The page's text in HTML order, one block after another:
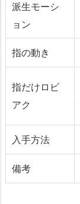
派生モーシ
ョン
指の動き
指だけロビ
アク
入手方法
備考